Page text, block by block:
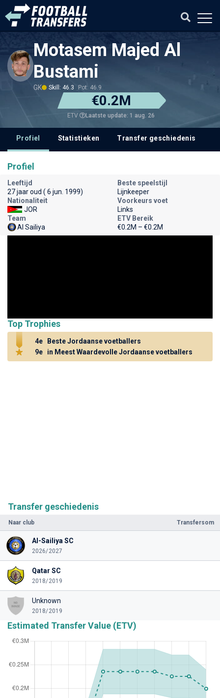
Motasem Majed Al
Bustami
GK Skill: 46.3 Pot: 46.9
€0.2M
ETV Laatste update: 1 aug. 26
Profiel Statistieken Transfer geschiedenis
Transfer geschiedenis
Naar club Transfersom
Al-Sailiya SC
2026/2027
Qatar SC
2018/2019
Unknown
2018/2019
Estimated Transfer Value (ETV)
Profiel
Leeftijd
27 jaar oud ( 6 jun. 1999)
Beste speelstijl
Lijnkeeper
Nationaliteit
JOR
Voorkeurs voet
Links
Team
Al Sailiya
ETV Bereik
€0.2M – €0.2M
Top Trophies
4e
Beste Jordaanse voetballers
9e
in Meest Waardevolle Jordaanse voetballers